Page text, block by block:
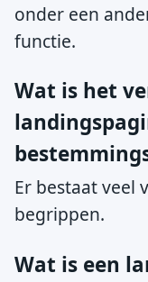
onder een
functie.
Wat is het
Er bestaat veel
begrippen.
Wat is een